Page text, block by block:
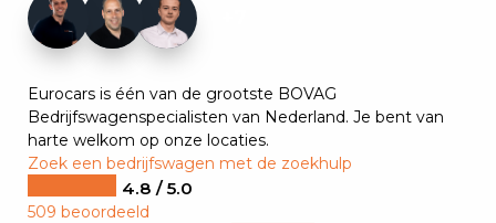
Eurocars is één van de grootste BOVAG
Bedrijfswagenspecialisten van Nederland. Je bent van
harte welkom op onze locaties.
Zoek een bedrijfswagen met de zoekhulp
4.8 / 5.0
509 beoordeeld